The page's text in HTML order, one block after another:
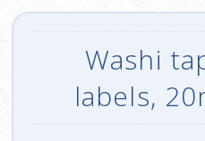
Washi
labels,